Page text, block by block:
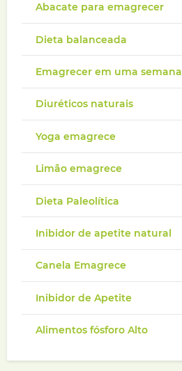
Abacate para emagrecer
Dieta balanceada
Emagrecer em uma semana
Diuréticos naturais
Yoga emagrece
Limão emagrece
Dieta Paleolítica
Inibidor de apetite natural
Canela Emagrece
Inibidor de Apetite
Alimentos fósforo Alto